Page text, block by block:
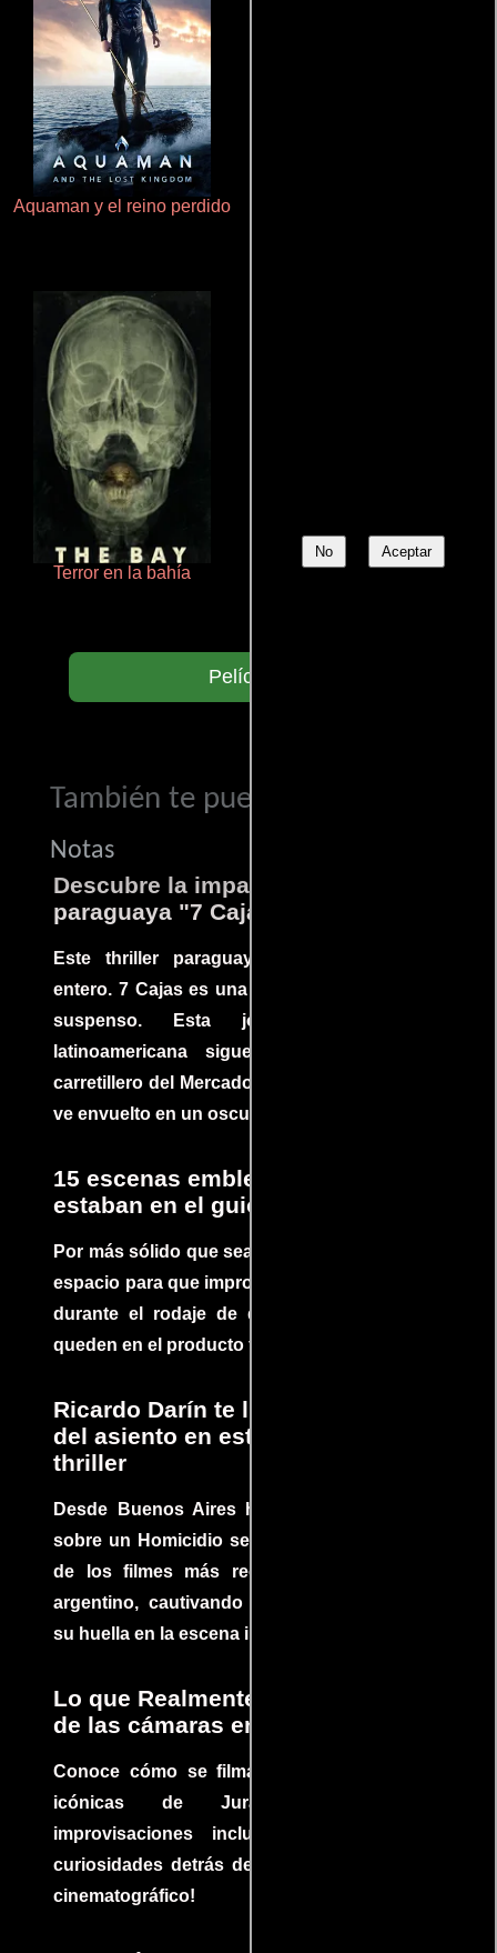
No Aceptar
Aquaman y el reino perdido
Terror en la bahía Talchul: Project Silence
Películas
También te puede interesar...
Notas
Descubre la impactante película
paraguaya "7 Cajas"
Este thriller paraguayo cautivó al mundo
entero. 7 Cajas es una explosión de acción y
suspenso. Esta joya cinematográfica
latinoamericana sigue la historia de un
carretillero del Mercado 4 de Asunción que se
ve envuelto en un oscuro mundo de crimen
15 escenas emblemáticas que no
estaban en el guion
Por más sólido que sea un guión siempre hay
espacio para que improvisaciones que se dan
durante el rodaje de determinadas escenas
queden en el producto final.
Ricardo Darín te llevará al borde
del asiento en este increíble
thriller
Desde Buenos Aires hasta el mundo, Tesis
sobre un Homicidio se ha convertido en uno
de los filmes más recomendados del cine
argentino, cautivando audiencias y dejando
su huella en la escena internacional.
Lo que Realmente Sucedió detrás
de las cámaras en Jurassic Park
Conoce cómo se filmaron algunas escenas
icónicas de Jurassic Park, con
improvisaciones incluidas. ¡Descubre las
curiosidades detrás del rodaje de un clásico
cinematográfico!